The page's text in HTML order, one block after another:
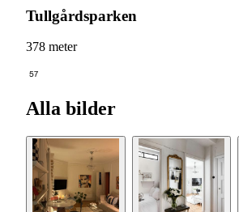
Tullgårdsparken
378 meter
57
Alla bilder